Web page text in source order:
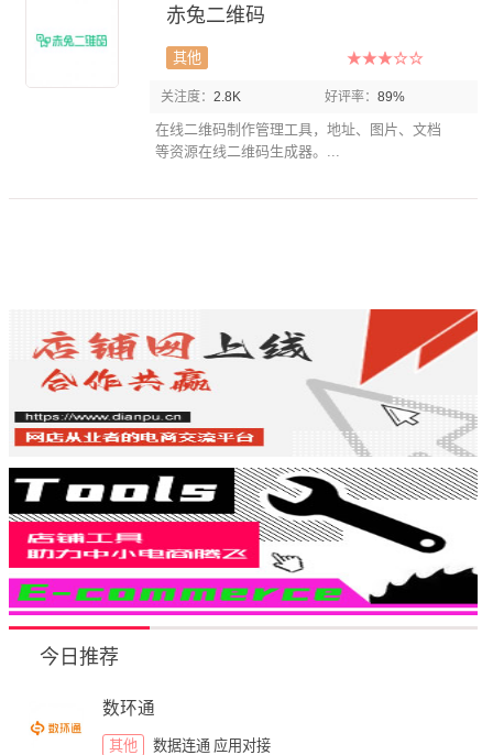
赤兔二维码
其他
关注度： 2.8K 好评率： 89%
在线二维码制作管理工具，地址、图片、文档
等资源在线二维码生成器。...
今日推荐
数环通
其他 数据连通 应用对接